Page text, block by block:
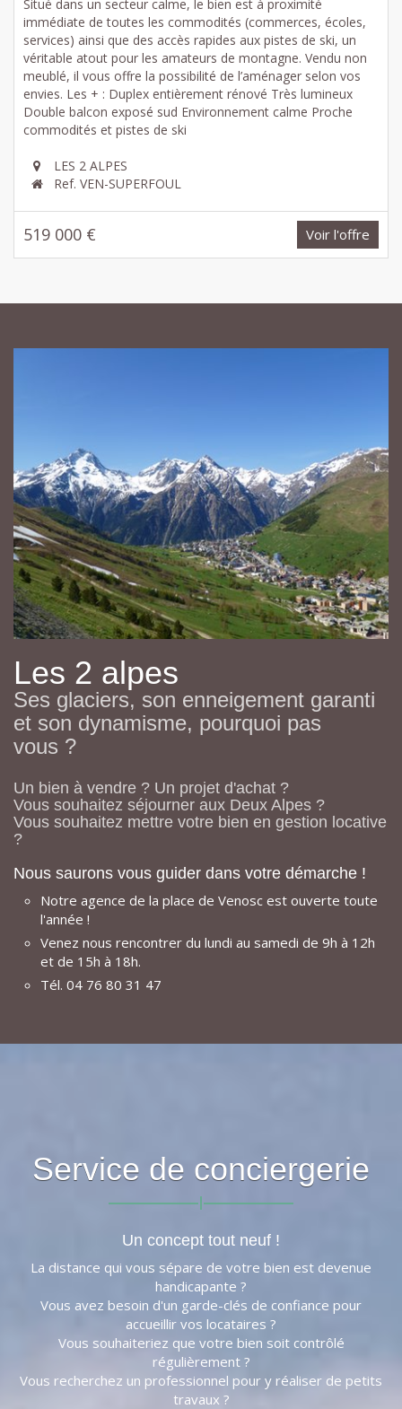
Situé dans un secteur calme, le bien est à proximité
immédiate de toutes les commodités (commerces, écoles,
services) ainsi que des accès rapides aux pistes de ski, un
véritable atout pour les amateurs de montagne. Vendu non
meublé, il vous offre la possibilité de l’aménager selon vos
envies. Les + : Duplex entièrement rénové Très lumineux
Double balcon exposé sud Environnement calme Proche
commodités et pistes de ski
LES 2 ALPES
Ref. VEN-SUPERFOUL
519 000 € Voir l'offre
Les 2 alpes
Ses glaciers, son enneigement garanti
et son dynamisme, pourquoi pas
vous ?
Un bien à vendre ? Un projet d'achat ?
Vous souhaitez séjourner aux Deux Alpes ?
Vous souhaitez mettre votre bien en gestion locative
?
Nous saurons vous guider dans votre démarche !
Notre agence de la place de Venosc est ouverte toute
l'année !
Venez nous rencontrer du lundi au samedi de 9h à 12h
et de 15h à 18h.
Tél. 04 76 80 31 47
Service de conciergerie
Un concept tout neuf !
La distance qui vous sépare de votre bien est devenue
handicapante ?
Vous avez besoin d'un garde-clés de confiance pour
accueillir vos locataires ?
Vous souhaiteriez que votre bien soit contrôlé
régulièrement ?
Vous recherchez un professionnel pour y réaliser de petits
travaux ?